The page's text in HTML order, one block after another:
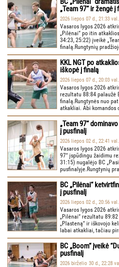
„Team 97“ ir žengė į
2026 liepos 07 d., 21:33 val.
Vasaros lygos 2026
„Pilėnai“ po itin
34:23, 25:22) įveikė
finalą.Rungtynių
KKL NGT po
iškopė į finalą
2026 liepos 07 d., 20:03 val.
Vasaros lygos 2026
rezultatu 88:84 palaužė
finalą.Rungtynės nuo
atkakliai. Abi komandos
„Team 97“
į pusfinalį
2026 liepos 02 d., 22:41 val.
Vasaros lygos 2026
97“ įspūdingu žaidimu
31:15) nugalėjo BC
pusfinalyje.Rungtynių
BC „Pilėnai“
į pusfinalį
2026 liepos 02 d., 20:56 val.
Vasaros lygos 2026
„Pilėnai“ rezultatu
„Plasteną“ ir iškovojo
labai atkakliai, tačiau
BC „Boom“ įveikė
pusfinalį
2026 birželio 30 d., 22:28